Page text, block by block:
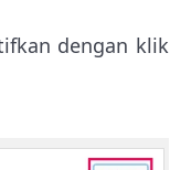
dengan klik